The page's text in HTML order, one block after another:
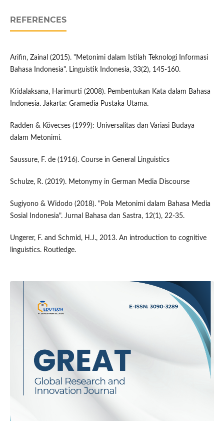
REFERENCES
Arifin, Zainal (2015). "Metonimi dalam Istilah Teknologi Informasi
Bahasa Indonesia". Linguistik Indonesia, 33(2), 145-160.
Kridalaksana, Harimurti (2008). Pembentukan Kata dalam Bahasa
Indonesia. Jakarta: Gramedia Pustaka Utama.
Radden & Kövecses (1999): Universalitas dan Variasi Budaya
dalam Metonimi.
Saussure, F. de (1916). Course in General Linguistics
Schulze, R. (2019). Metonymy in German Media Discourse
Sugiyono & Widodo (2018). "Pola Metonimi dalam Bahasa Media
Sosial Indonesia". Jurnal Bahasa dan Sastra, 12(1), 22-35.
Ungerer, F. and Schmid, H.J., 2013. An introduction to cognitive
linguistics. Routledge.